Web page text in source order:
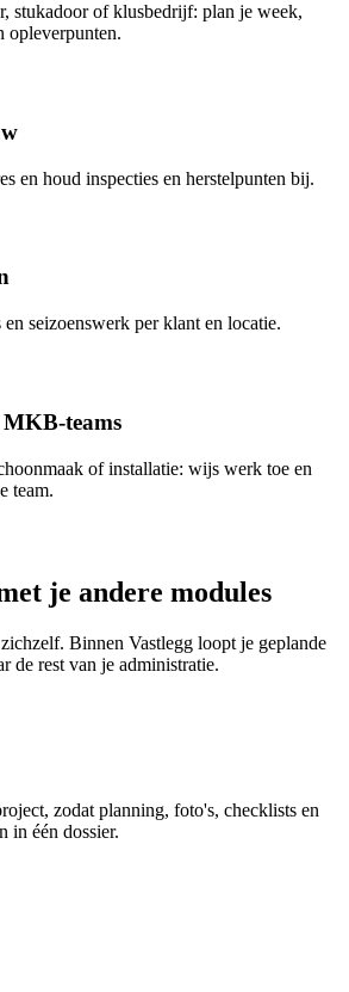
stukadoor of klusbedrijf: plan je week,
opleverpunten.
en houd inspecties en herstelpunten bij.
seizoenswerk per klant en locatie.
teams
of installatie: wijs werk toe en
team.
je andere modules
Binnen Vastlegg loopt je geplande
de rest van je administratie.
zodat planning, foto's, checklists en
in één dossier.